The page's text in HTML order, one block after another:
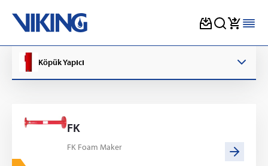
content
Köpük Yapıcı
FK
FK Foam Maker